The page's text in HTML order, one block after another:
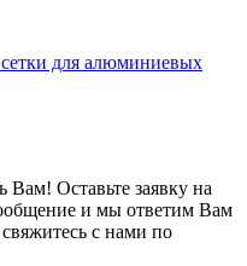
для алюминиевых
Оставьте заявку на
и мы ответим Вам
с нами по